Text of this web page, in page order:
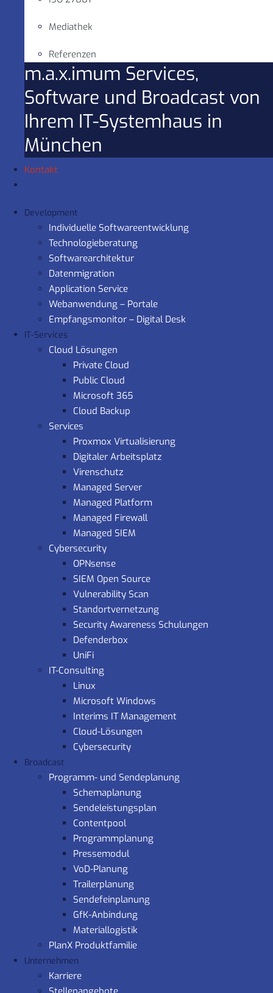
Mediathek
Referenzen
m.a.x.imum Services,
Software und Broadcast von
Ihrem IT-Systemhaus in
München
Kontakt
Development
Individuelle Softwareentwicklung
Technologieberatung
Softwarearchitektur
Datenmigration
Application Service
Webanwendung – Portale
Empfangsmonitor – Digital Desk
IT-Services
Cloud Lösungen
Private Cloud
Public Cloud
Microsoft 365
Cloud Backup
Services
Proxmox Virtualisierung
Digitaler Arbeitsplatz
Virenschutz
Managed Server
Managed Platform
Managed Firewall
Managed SIEM
Cybersecurity
OPNsense
SIEM Open Source
Vulnerability Scan
Standortvernetzung
Security Awareness Schulungen
Defenderbox
UniFi
IT-Consulting
Linux
Microsoft Windows
Interims IT Management
Cloud-Lösungen
Cybersecurity
Broadcast
Programm- und Sendeplanung
Schemaplanung
Sendeleistungsplan
Contentpool
Programmplanung
Pressemodul
VoD-Planung
Trailerplanung
Sendefeinplanung
GfK-Anbindung
Materiallogistik
PlanX Produktfamilie
Unternehmen
Karriere